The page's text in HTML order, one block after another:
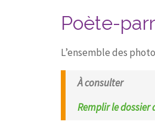
Poète-
L’ensemble des
À consulter
Remplir le dossier